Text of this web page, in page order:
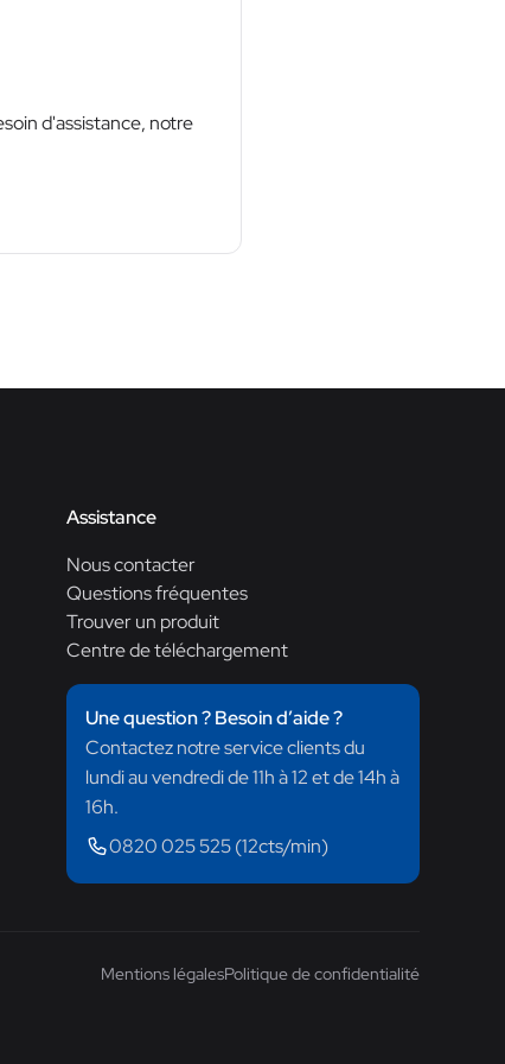
d'assistance, notre
Assistance
Nous contacter
Questions fréquentes
Trouver un produit
Centre de téléchargement
Une question ? Besoin d’aide ?
Contactez notre service clients du
lundi au vendredi de 11h à 12 et de 14h à
16h.
0820 025 525 (12cts/min)
Mentions légalesPolitique de confidentialité